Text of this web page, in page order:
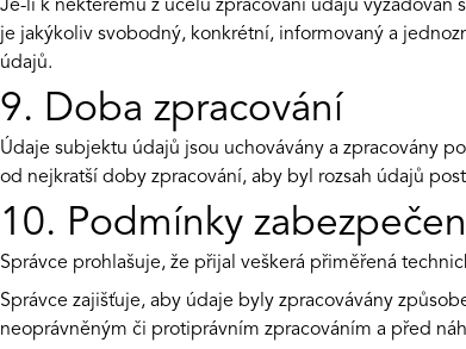
Je-li k některému z účelů zpracování údajů vyžadován
je jakýkoliv svobodný, konkrétní, informovaný a
údajů.
9. Doba zpracování
Údaje subjektu údajů jsou uchovávány a zpracovány
od nejkratší doby zpracování, aby byl rozsah údajů
10. Podmínky
Správce prohlašuje, že přijal veškerá přiměřená
Správce zajišťuje, aby údaje byly zpracovávány
neoprávněným či protiprávním zpracováním a před